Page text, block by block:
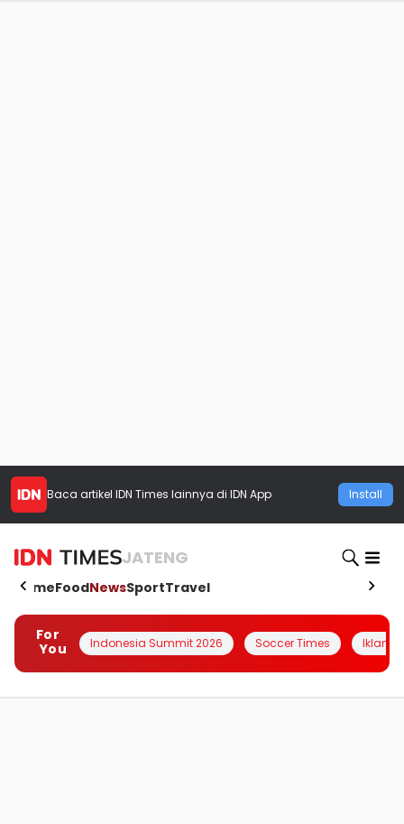
Baca artikel IDN Times lainnya di IDN App Install
JATENG
HomeFoodNewsSportTravel
For
You
Indonesia Summit 2026 Soccer Times Iklanin